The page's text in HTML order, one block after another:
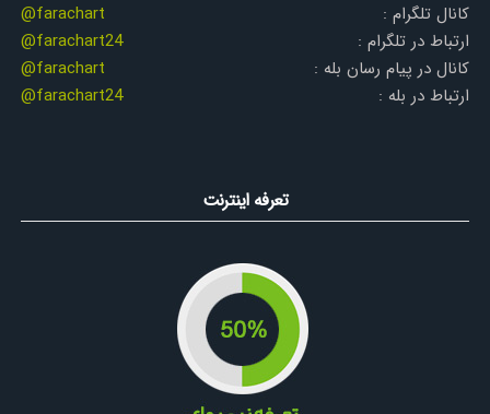
کانال تلگرام :
@farachart
ارتباط در تلگرام :
@farachart24
کانال در پیام رسان بله :
@farachart
ارتباط در بله :
@farachart24
تعرفه اینترنت